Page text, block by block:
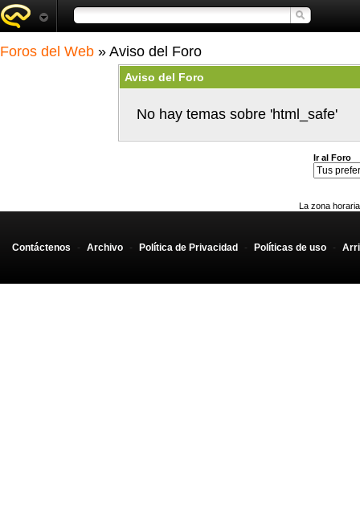
Foros del Web » Aviso del Foro
Aviso del Foro
No hay temas sobre 'html_safe'
Ir al Foro
La zona
Contáctenos - Archivo - Política de Privacidad - Políticas de uso -